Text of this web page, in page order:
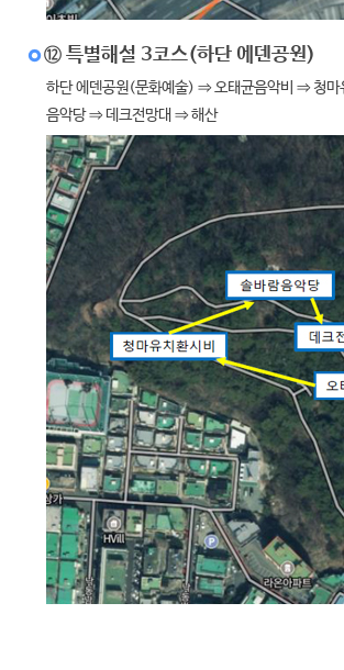
⑫ 특별해설 3코스(하단 에덴공원)
하단 에덴공원(문화예술) ⇒ 오태균음악비 ⇒ 청
음악당 ⇒ 데크전망대 ⇒ 해산